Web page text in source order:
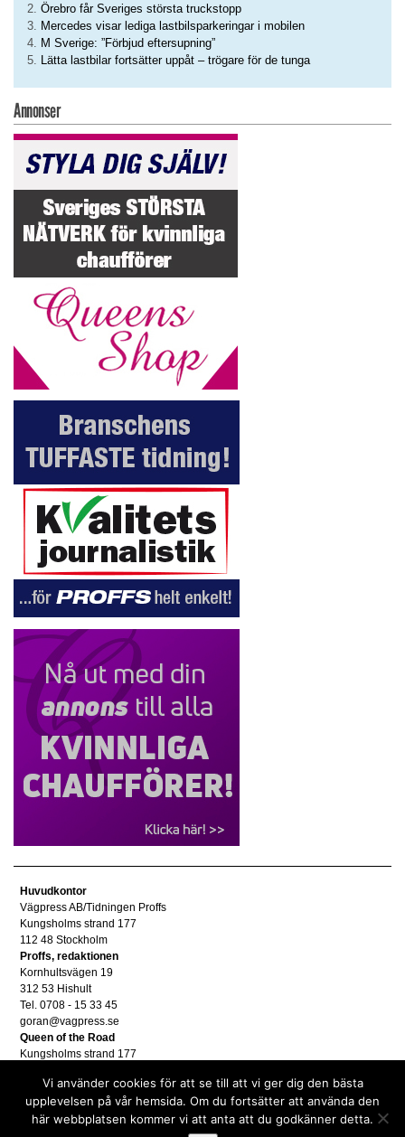
Örebro får Sveriges största truckstopp
Mercedes visar lediga lastbilsparkeringar i mobilen
M Sverige: ”Förbjud eftersupning”
Lätta lastbilar fortsätter uppåt – trögare för de tunga
Annonser
Huvudkontor
Vägpress AB/Tidningen Proffs
Kungsholms strand 177
112 48 Stockholm
Proffs, redaktionen
Kornhultsvägen 19
312 53 Hishult
Tel. 0708 - 15 33 45
goran@vagpress.se
Queen of the Road
Kungsholms strand 177
Annonsera
Tel. 08 - 653 83 80
annons@vagpress.se
Vi använder cookies för att se till att vi ger dig den bästa
upplevelsen på vår hemsida. Om du fortsätter att använda den
här webbplatsen kommer vi att anta att du godkänner detta.